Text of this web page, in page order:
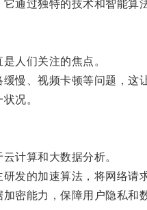
过独特的技术和智能算法
人们关注的焦点。
、视频卡顿等问题，这让
况。
计算和大数据分析。
的加速算法，将网络请
能力，保障用户隐私和数